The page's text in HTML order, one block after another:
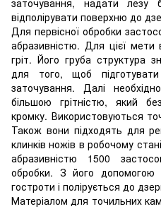
відполірувати поверхню до
Для первісної обробки
абразивністю. Для цієї мети
гріт. Його груба структура
для того, щоб
заточування. Далі
більшою грітністю, який
кромку. Використовуються
Також вони підходять для
клинків ножів в робочому
абразивністю 1500
обробки. З його допомогою
гостроти і полірується до
Матеріалом для точильних